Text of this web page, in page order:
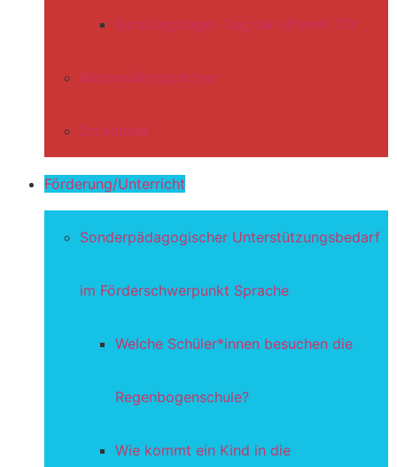
Beratungstage- Tag der offenen Tür
Kooperationspartner
Download
Förderung/Unterricht
Sonderpädagogischer Unterstützungsbedarf
im Förderschwerpunkt Sprache
Welche Schüler*innen besuchen die
Regenbogenschule?
Wie kommt ein Kind in die